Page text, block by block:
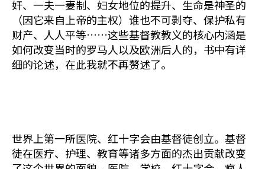
奸、一夫一妻制、妇女地位的提升、生命是神圣的
（因它来自上帝的主权）谁也不可剥夺、保护私有
财产、人人平等……这些基督教教义的核心内涵是
如何改变当时的罗马人以及欧洲后人的，书中有详
细的论述，在此我就不再赘述了。
世界上第一所医院、红十字会由基督徒创立。基督
徒在医疗、护理、教育等诸多方面的杰出贡献改变